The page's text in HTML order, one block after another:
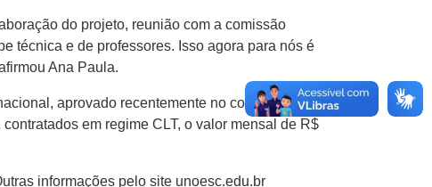
do projeto, reunião com a comissão
técnica e de professores. Isso agora para nós é
Ana Paula.
aprovado recentemente no congresso
em regime CLT, o valor mensal de R$
informações pelo site unoesc.edu.br